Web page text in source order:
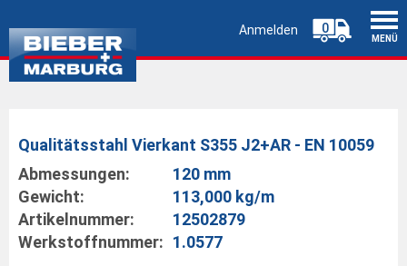
Anmelden 0
MENÜ
Qualitätsstahl Vierkant S355 J2+AR - EN 10059
Abmessungen:
120 mm
Gewicht:
113,000 kg/m
Artikelnummer:
12502879
Werkstoffnummer: 1.0577